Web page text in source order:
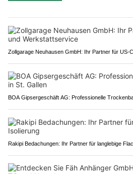
Zollgarage Neuhausen GmbH: Ihr Partner für US-
BOA Gipsergeschäft AG: Professionelle
Rakipi Bedachungen: Ihr Partner für langlebige